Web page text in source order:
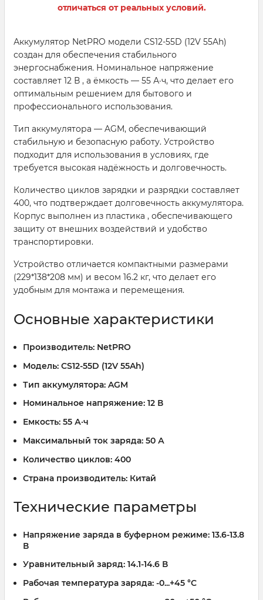
отличаться от реальных условий.
Аккумулятор NetPRO модели CS12-55D (12V 55Ah)
создан для обеспечения стабильного
энергоснабжения. Номинальное напряжение
составляет 12 В , а ёмкость — 55 А·ч, что делает его
оптимальным решением для бытового и
профессионального использования.
Тип аккумулятора — AGM, обеспечивающий
стабильную и безопасную работу. Устройство
подходит для использования в условиях, где
требуется высокая надёжность и долговечность.
Количество циклов зарядки и разрядки составляет
400, что подтверждает долговечность аккумулятора.
Корпус выполнен из пластика , обеспечивающего
защиту от внешних воздействий и удобство
транспортировки.
Устройство отличается компактными размерами
(229*138*208 мм) и весом 16.2 кг, что делает его
удобным для монтажа и перемещения.
Основные характеристики
Производитель: NetPRO
Модель: CS12-55D (12V 55Ah)
Тип аккумулятора: AGM
Номинальное напряжение: 12 В
Емкость: 55 А·ч
Максимальный ток заряда: 50 А
Количество циклов: 400
Страна производитель: Китай
Технические параметры
Напряжение заряда в буферном режиме: 13.6-13.8
В
Уравнительный заряд: 14.1-14.6 В
Рабочая температура заряда: -0...+45 °C